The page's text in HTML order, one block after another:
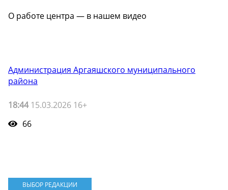
О работе центра — в нашем видео
Администрация Аргаяшского муниципального
района
18:4415.03.2026 16+
66
ВЫБОР РЕДАКЦИИ